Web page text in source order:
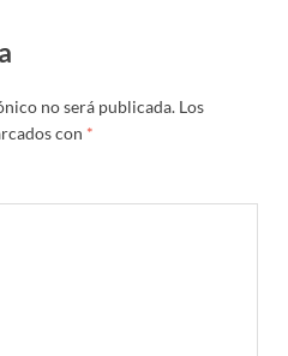
no será publicada. Los
con *